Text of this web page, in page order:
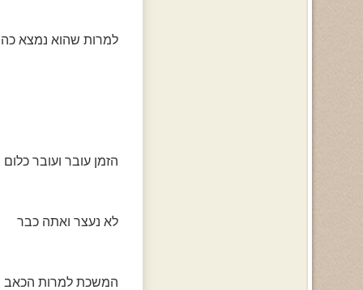
למרות שהוא נמצא כה
הזמן עובר ועובר כלום
לא נעצר ואתה כבר
המשכת למרות הכאב